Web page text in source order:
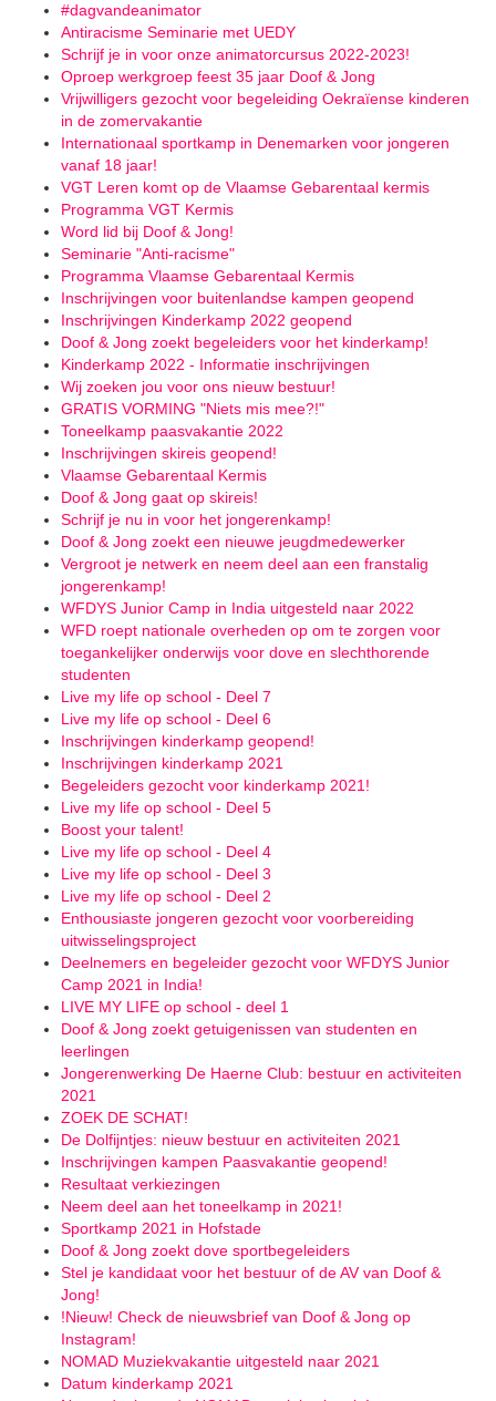
#dagvandeanimator
Antiracisme Seminarie met UEDY
Schrijf je in voor onze animatorcursus 2022-2023!
Oproep werkgroep feest 35 jaar Doof & Jong
Vrijwilligers gezocht voor begeleiding Oekraïense kinderen
in de zomervakantie
Internationaal sportkamp in Denemarken voor jongeren
vanaf 18 jaar!
VGT Leren komt op de Vlaamse Gebarentaal kermis
Programma VGT Kermis
Word lid bij Doof & Jong!
Seminarie "Anti-racisme"
Programma Vlaamse Gebarentaal Kermis
Inschrijvingen voor buitenlandse kampen geopend
Inschrijvingen Kinderkamp 2022 geopend
Doof & Jong zoekt begeleiders voor het kinderkamp!
Kinderkamp 2022 - Informatie inschrijvingen
Wij zoeken jou voor ons nieuw bestuur!
GRATIS VORMING "Niets mis mee?!"
Toneelkamp paasvakantie 2022
Inschrijvingen skireis geopend!
Vlaamse Gebarentaal Kermis
Doof & Jong gaat op skireis!
Schrijf je nu in voor het jongerenkamp!
Doof & Jong zoekt een nieuwe jeugdmedewerker
Vergroot je netwerk en neem deel aan een franstalig
jongerenkamp!
WFDYS Junior Camp in India uitgesteld naar 2022
WFD roept nationale overheden op om te zorgen voor
toegankelijker onderwijs voor dove en slechthorende
studenten
Live my life op school - Deel 7
Live my life op school - Deel 6
Inschrijvingen kinderkamp geopend!
Inschrijvingen kinderkamp 2021
Begeleiders gezocht voor kinderkamp 2021!
Live my life op school - Deel 5
Boost your talent!
Live my life op school - Deel 4
Live my life op school - Deel 3
Live my life op school - Deel 2
Enthousiaste jongeren gezocht voor voorbereiding
uitwisselingsproject
Deelnemers en begeleider gezocht voor WFDYS Junior
Camp 2021 in India!
LIVE MY LIFE op school - deel 1
Doof & Jong zoekt getuigenissen van studenten en
leerlingen
Jongerenwerking De Haerne Club: bestuur en activiteiten
2021
ZOEK DE SCHAT!
De Dolfijntjes: nieuw bestuur en activiteiten 2021
Inschrijvingen kampen Paasvakantie geopend!
Resultaat verkiezingen
Neem deel aan het toneelkamp in 2021!
Sportkamp 2021 in Hofstade
Doof & Jong zoekt dove sportbegeleiders
Stel je kandidaat voor het bestuur of de AV van Doof &
Jong!
!Nieuw! Check de nieuwsbrief van Doof & Jong op
Instagram!
NOMAD Muziekvakantie uitgesteld naar 2021
Datum kinderkamp 2021